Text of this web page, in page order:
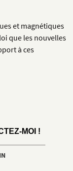
et magnétiques
que les nouvelles
à ces
MOI !